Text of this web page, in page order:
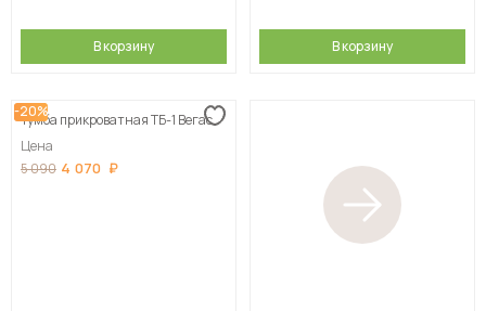
В корзину В корзину
-20%
Тумба прикроватная ТБ-1 Вегас
Цена
5 090 4 070